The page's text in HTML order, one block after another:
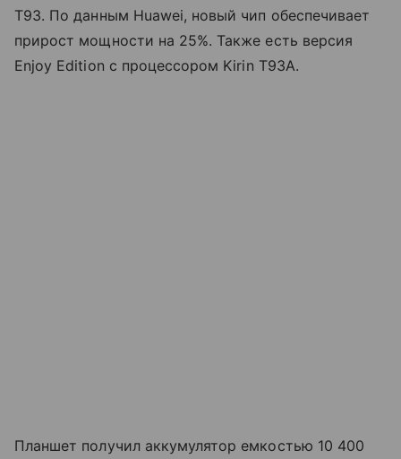
T93. По данным Huawei, новый чип обеспечивает
прирост мощности на 25%. Также есть версия
Enjoy Edition с процессором Kirin T93A.
Планшет получил аккумулятор емкостью 10 400